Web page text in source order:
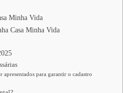
Minha Vida
Casa Minha Vida
apresentados para garantir o cadastro